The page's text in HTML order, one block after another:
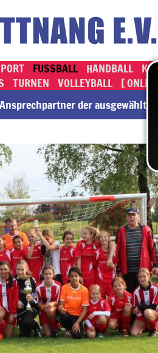
FUSSBALL HANDBALL
TURNEN VOLLEYBALL [
der